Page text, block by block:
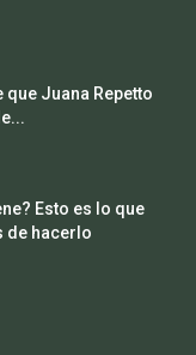
Juana Repetto
Esto es lo que
de hacerlo